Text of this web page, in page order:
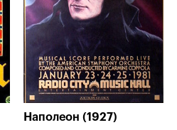
Наполеон (1927)